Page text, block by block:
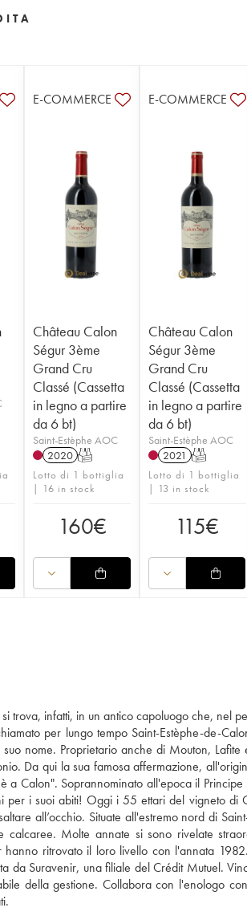
E-COMMERCE
Château Calon
Ségur 3ème
Grand Cru
Classé (Cassetta
in legno a partire
da 6 bt)
Saint-Estèphe AOC
2020 T
Lotto di 1 bottiglia
| 16 in stock
160€
E-COMMERCE
Château Calon
Ségur 3ème
Grand Cru
Classé (Cassetta
in legno a partire
da 6 bt)
Saint-Estèphe AOC
2021 T
Lotto di 1 bottiglia
| 13 in stock
115€
trova, infatti, in un antico capoluogo che, nel
per lungo tempo Saint-Estèphe-de-
nome. Proprietario anche di Mouton, Lafite
Da qui la sua famosa affermazione,
Calon". Soprannominato all'epoca il
per i suoi abiti! Oggi i 55 ettari del vigneto di
all’occhio. Situate all'estremo nord di
Molte annate si sono rivelate
ritrovato il loro livello con l'annata
da Suravenir, una filiale del Crédit Mutuel.
della gestione. Collabora con l'enologo